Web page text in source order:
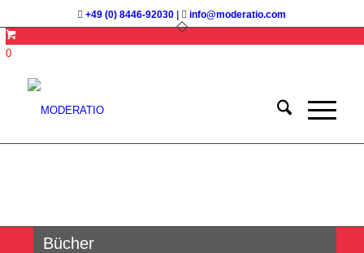
+49 (0) 8446-92030 info@moderatio.com
0
Bücher